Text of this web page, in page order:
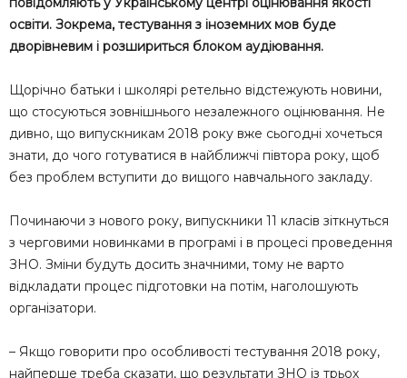
освіти. Зокрема, тестування з іноземних мов буде
дворівневим і розшириться блоком аудіювання.
Щорічно батьки і школярі ретельно відстежують новини,
що стосуються зовнішнього незалежного оцінювання. Не
дивно, що випускникам 2018 року вже сьогодні хочеться
знати, до чого готуватися в найближчі півтора року, щоб
без проблем вступити до вищого навчального закладу.
Починаючи з нового року, випускники 11 класів зіткнуться
з черговими новинками в програмі і в процесі проведення
ЗНО. Зміни будуть досить значними, тому не варто
відкладати процес підготовки на потім, наголошують
організатори.
– Якщо говорити про особливості тестування 2018 року,
найперше треба сказати, що результати ЗНО із трьох